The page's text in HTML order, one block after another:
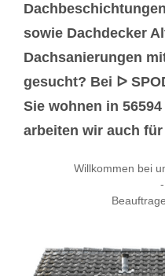
sowie Dachdecker
Dachsanierungen
gesucht? Bei ᐅ
Sie wohnen in
arbeiten wir auch für
Willkommen bei
-